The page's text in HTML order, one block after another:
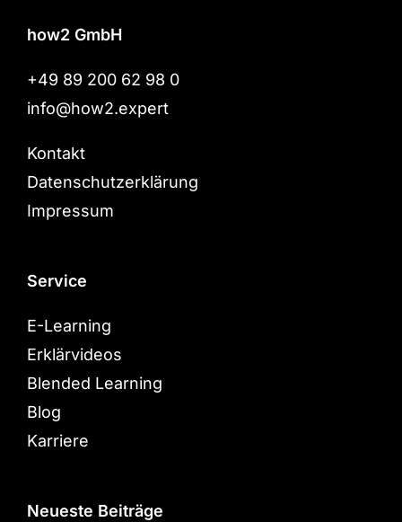
how2 GmbH
+49 89 200 62 98 0
info@how2.expert
Kontakt
Datenschutzerklärung
Impressum
Service
E-Learning
Erklärvideos
Blended Learning
Blog
Karriere
Neueste Beiträge